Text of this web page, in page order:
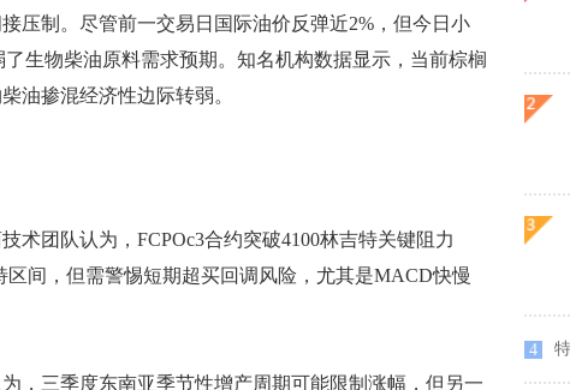
制。尽管前一交易日国际油价反弹近2%，但今日小
生物柴油原料需求预期。知名机构数据显示，当前棕榈
油掺混经济性边际转弱。
团队认为，FCPOc3合约突破4100林吉特关键阻力
区间，但需警惕短期超买回调风险，尤其是MACD快慢
三季度东南亚季节性增产周期可能限制涨幅，但另一
4 特